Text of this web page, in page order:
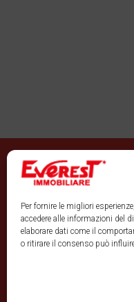
Per fornire le migliori
accedere alle informazioni del
elaborare dati come il
o ritirare il consenso può
Everest